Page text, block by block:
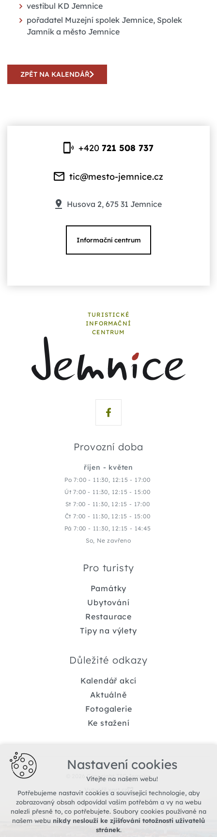
vestibul KD Jemnice
pořadatel Muzejní spolek Jemnice, Spolek
Jamník a město Jemnice
ZPĚT NA KALENDÁŘ
+420721 508 737
tic@mesto-jemnice.cz
Husova 2, 675 31 Jemnice
Informační centrum
TURISTICKÉ
INFORMAČNÍ
CENTRUM
Provozní doba
říjen - květen
Po 7:00 - 11:30, 12:15 - 17:00
Út 7:00 - 11:30, 12:15 - 15:00
St 7:00 - 11:30, 12:15 - 17:00
Čt 7:00 - 11:30, 12:15 - 15:00
Pá 7:00 - 11:30, 12:15 - 14:45
So, Ne zavřeno
Pro turisty
Památky
Ubytování
Restaurace
Tipy na výlety
Důležité odkazy
Kalendář akcí
Aktuálně
Fotogalerie
Ke stažení
© 2026 Copyright TIC Jemnice
Vytvořil xart.cz
Nastavení cookies
Vítejte na našem webu!
Potřebujeme nastavit cookies a související technologie, aby
zobrazovaný obsah odpovídal vašim potřebám a vy na webu
nalezli přesně to, co potřebujete. Soubory cookies používané na
našem webu nikdy neslouží ke zjišťování totožnosti uživatelů
stránek.